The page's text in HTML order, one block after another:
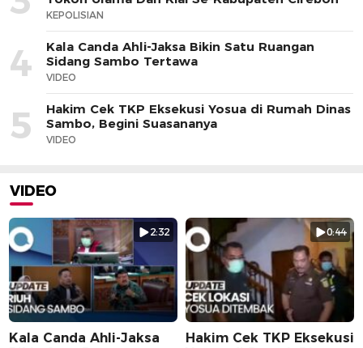
KEPOLISIAN
4
Kala Canda Ahli-Jaksa Bikin Satu Ruangan
Sidang Sambo Tertawa
VIDEO
5
Hakim Cek TKP Eksekusi Yosua di Rumah Dinas
Sambo, Begini Suasananya
VIDEO
VIDEO
2:32
Kala Canda Ahli-Jaksa
0:44
Hakim Cek TKP Eksekusi